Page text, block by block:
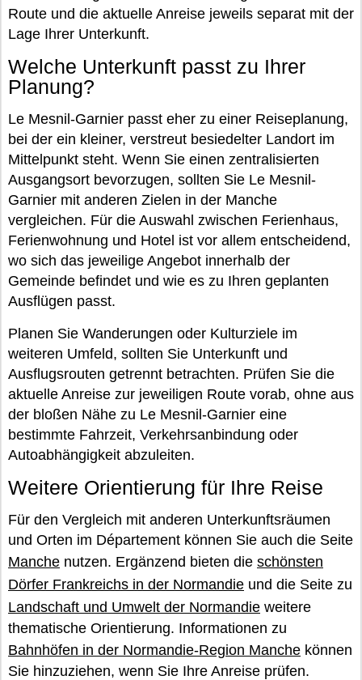
Route und die aktuelle Anreise jeweils separat mit der
Lage Ihrer Unterkunft.
Welche Unterkunft passt zu Ihrer
Planung?
Le Mesnil-Garnier passt eher zu einer Reiseplanung,
bei der ein kleiner, verstreut besiedelter Landort im
Mittelpunkt steht. Wenn Sie einen zentralisierten
Ausgangsort bevorzugen, sollten Sie Le Mesnil-
Garnier mit anderen Zielen in der Manche
vergleichen. Für die Auswahl zwischen Ferienhaus,
Ferienwohnung und Hotel ist vor allem entscheidend,
wo sich das jeweilige Angebot innerhalb der
Gemeinde befindet und wie es zu Ihren geplanten
Ausflügen passt.
Planen Sie Wanderungen oder Kulturziele im
weiteren Umfeld, sollten Sie Unterkunft und
Ausflugsrouten getrennt betrachten. Prüfen Sie die
aktuelle Anreise zur jeweiligen Route vorab, ohne aus
der bloßen Nähe zu Le Mesnil-Garnier eine
bestimmte Fahrzeit, Verkehrsanbindung oder
Autoabhängigkeit abzuleiten.
Weitere Orientierung für Ihre Reise
Für den Vergleich mit anderen Unterkunftsräumen
und Orten im Département können Sie auch die Seite
Manche nutzen. Ergänzend bieten die schönsten
Dörfer Frankreichs in der Normandie und die Seite zu
Landschaft und Umwelt der Normandie weitere
thematische Orientierung. Informationen zu
Bahnhöfen in der Normandie-Region Manche können
Sie hinzuziehen, wenn Sie Ihre Anreise prüfen.